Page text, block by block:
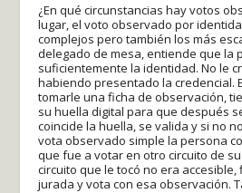
¿En qué circunstancias hay votos
lugar, el voto observado por
complejos pero también los más
delegado de mesa, entiende que la
suficientemente la identidad. No le
habiendo presentado la credencial.
tomarle una ficha de observación,
su huella digital para que después
coincide la huella, se valida y si no
vota observado simple la persona
que fue a votar en otro circuito de
circuito que le tocó no era
jurada y vota con esa observación.